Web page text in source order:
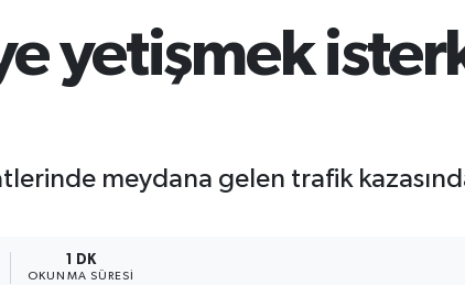
yetişmek
meydana gelen trafik
1 DK
OKUNMA SÜRESI